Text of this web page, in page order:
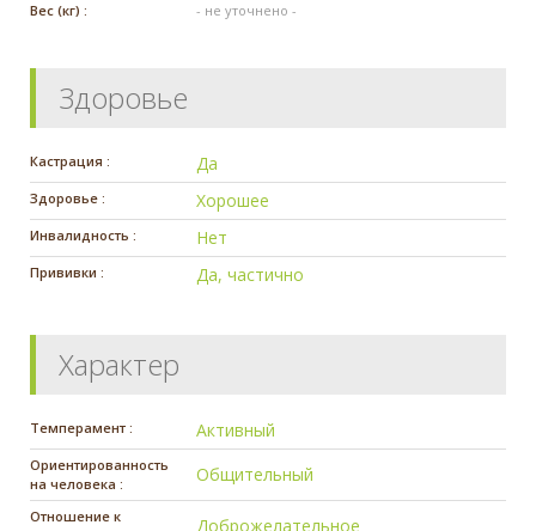
Вес (кг) : - не уточнено -
Здоровье
Кастрация : Да
Здоровье : Хорошее
Инвалидность : Нет
Прививки : Да, частично
Характер
Темперамент : Активный
Ориентированность
на человека :
Общительный
Отношение к
Доброжелательное